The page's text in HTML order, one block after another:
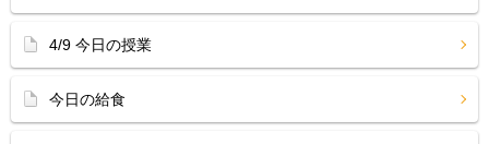
4/9 今日の授業
今日の給食